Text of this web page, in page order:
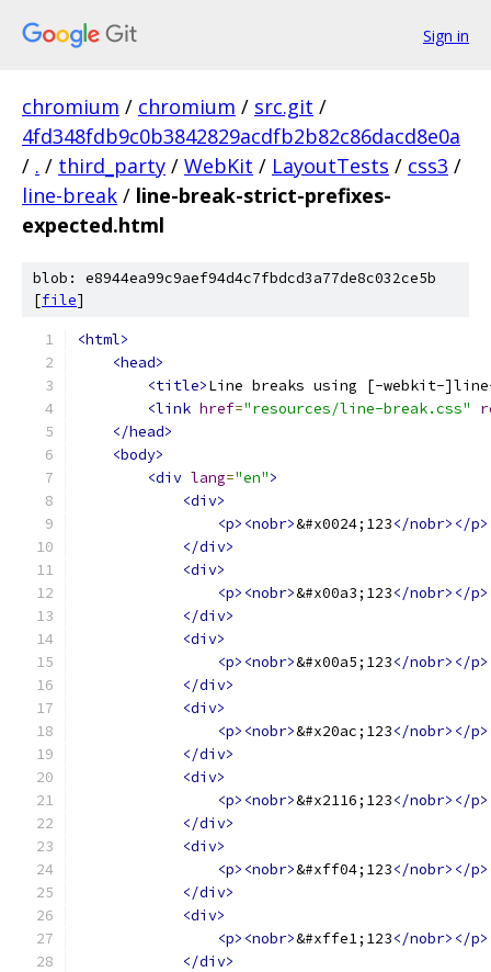
Sign in
chromium / chromium / src.git /
4fd348fdb9c0b3842829acdfb2b82c86dacd8e0a
/ . / third_party / WebKit / LayoutTests / css3 /
line-break / line-break-strict-prefixes-
expected.html
blob: e8944ea99c9aef94d4c7fbdcd3a77de8c032ce5b
[file]
<html>
<head>
<title>Line breaks using [-webkit-
<link href="resources/line-break.css"
</head>
<body>
<div lang="en">
<div>
<p><nobr>&#x0024;123</nobr></p>
</div>
<div>
<p><nobr>&#x00a3;123</nobr></p>
</div>
<div>
<p><nobr>&#x00a5;123</nobr></p>
</div>
<div>
<p><nobr>&#x20ac;123</nobr></p>
</div>
<div>
<p><nobr>&#x2116;123</nobr></p>
</div>
<div>
<p><nobr>&#xff04;123</nobr></p>
</div>
<div>
<p><nobr>&#xffe1;123</nobr></p>
</div>